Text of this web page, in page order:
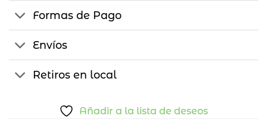
Formas de Pago
Envíos
Retiros en local
Añadir a la lista de deseos